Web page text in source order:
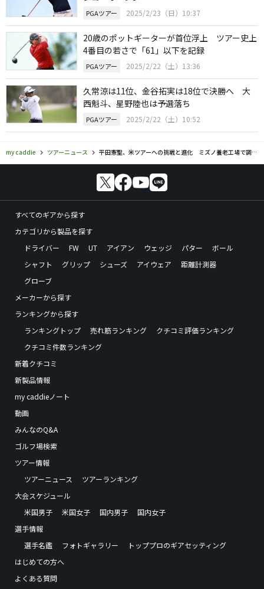
PGAツアー 2025/2/23（日）10:37
20歳のポットギーターが首位浮上 ツアー史上
4番目の若さで「61」以下を記録
PGAツアー 2025/2/22（土）13:36
久常涼は11位、金谷拓実は18位で決勝へ 大
西魁斗、星野陸也は予選落ち
PGAツアー 2025/2/22（土）10:52
my caddie ツアーニュース 平田憲聖、米ツアーへの挑戦と進化 ミズノ養老工場で調整を実施
すべてのギアから探す
カテゴリから製品を探す
ドライバー
FW UT アイアン ウェッジ パター
ボール
シャフト
グリップ シューズ アイウェア
距離計測器
グローブ
メーカーから探す
ランキングから探す
ランキングトップ
売れ筋ランキング
クチコミ評価ランキング
クチコミ件数ランキング
新着クチコミ
新製品情報
my caddieノート
動画
みんなのQ&A
ゴルフ場検索
ツアー情報
ツアーニュース
ツアーランキング
大会スケジュール
米国男子
米国女子 国内男子
国内女子
選手情報
選手名鑑
フォトギャラリー
トッププロのギアセッティング
はじめての方へ
よくある質問